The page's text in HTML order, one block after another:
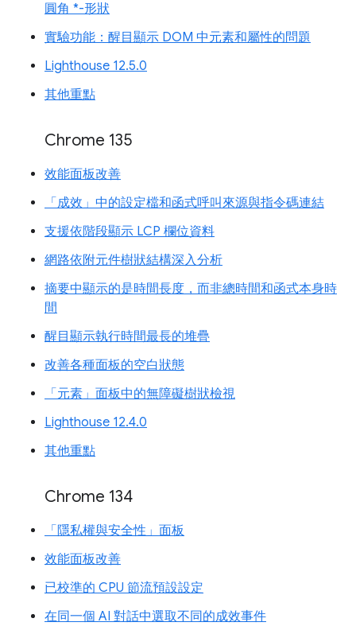
圓角 *-形狀
實驗功能：醒目顯示 DOM 中元素和屬性的問題
Lighthouse 12.5.0
其他重點
Chrome 135
效能面板改善
「成效」中的設定檔和函式呼叫來源與指令碼連結
支援依階段顯示 LCP 欄位資料
網路依附元件樹狀結構深入分析
摘要中顯示的是時間長度，而非總時間和函式本身時
間
醒目顯示執行時間最長的堆疊
改善各種面板的空白狀態
「元素」面板中的無障礙樹狀檢視
Lighthouse 12.4.0
其他重點
Chrome 134
「隱私權與安全性」面板
效能面板改善
已校準的 CPU 節流預設設定
在同一個 AI 對話中選取不同的成效事件